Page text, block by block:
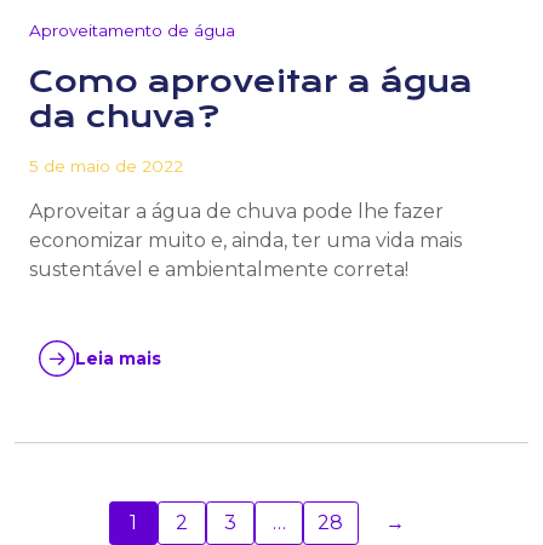
Aproveitamento de água
Como aproveitar a água
da chuva?
5 de maio de 2022
Aproveitar a água de chuva pode lhe fazer
economizar muito e, ainda, ter uma vida mais
sustentável e ambientalmente correta!
Leia mais
1 2 3 … 28 →